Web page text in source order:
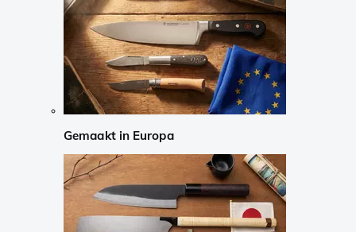
Gemaakt in Europa